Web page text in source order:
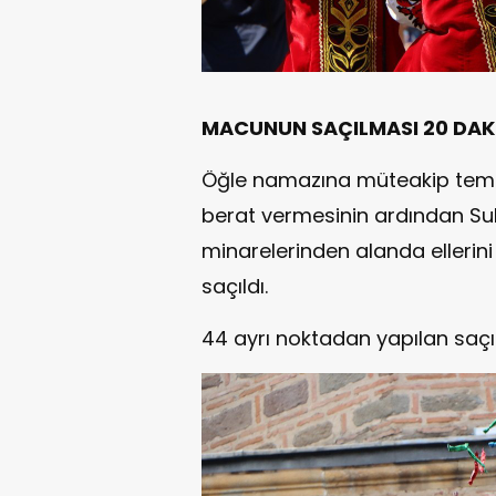
MACUNUN SAÇILMASI 20
Öğle namazına müteakip
berat vermesinin ardından
minarelerinden alanda
saçıldı.
44 ayrı noktadan yapılan